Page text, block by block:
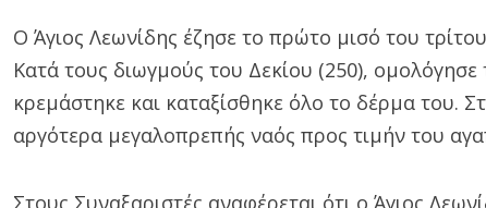
Ο Άγιος Λεωνίδης έζησε το πρώτο μισό του
Κατά τους διωγμούς του Δεκίου (250),
κρεμάστηκε και καταξίσθηκε όλο το δέρμα του.
αργότερα μεγαλοπρεπής ναός προς τιμήν του
Στους Συναξαριστές αναφέρεται ότι ο Άγιος